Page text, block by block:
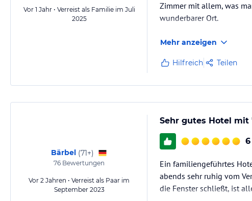
Vor 1 Jahr • Verreist als Familie im Juli
2025
Zimmer mit allem, was
wunderbarer Ort.
Mehr anzeigen
Hilfreich Teilen
Bärbel (71+)
76 Bewertungen
Vor 2 Jahren • Verreist als Paar im
September 2023
Sehr gutes Hotel
6
Ein familiengeführtes
abends sehr ruhig vom
die Fenster schließt, ist